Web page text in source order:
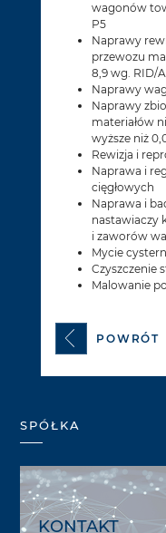
wagonów
P5
Naprawy
przewozu
8,9 wg. RID/
Naprawy
Naprawy
materiałów
wyższe niż
Rewizja i
Naprawa i
cięgłowych
Naprawa i
nastawiaczy
i zaworów
Mycie
Czyszczenie
Malowanie
POWRÓT
SPÓŁKA
KONTAKT